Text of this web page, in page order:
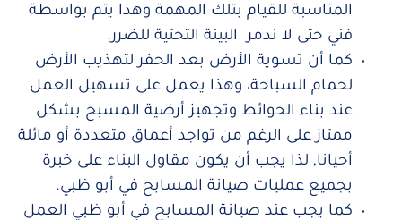
المناسبة للقيام بتلك المهمة وهذا يتم بواسطة
فني حتى لا ندمر البينة التحتية للضرر.
كما أن تسوية الأرض بعد الحفر لتهذيب الأرض
لحمام السباحة، وهذا يعمل على تسهيل العمل
عند بناء الحوائط وتجهيز أرضية المسبح بشكل
ممتاز على الرغم من تواجد أعماق متعددة أو مائلة
أحيانا, لذا يجب أن يكون مقاول البناء على خبرة
بجميع عمليات صيانة المسابح في أبو ظبي.
كما يجب عند صيانة المسابح في أبو ظبي العمل